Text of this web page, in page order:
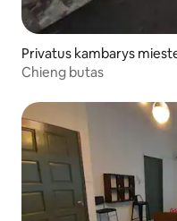
Privatus kambarys
n
Chieng butas